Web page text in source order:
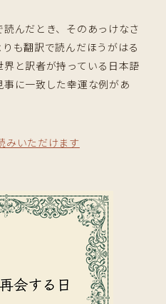
んだとき、そのあっけなさ
も翻訳で読んだほうがはる
と訳者が持っている日本語
に一致した幸運な例があ
みいただけます